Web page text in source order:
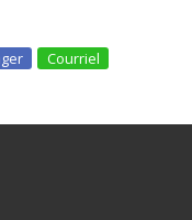
Courriel